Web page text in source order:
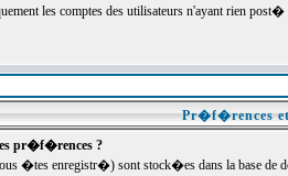
les comptes des utilisateurs n'ayant rien
Pr�f�rences
pr�f�rences ?
�tes enregistr�) sont stock�es dans la base de